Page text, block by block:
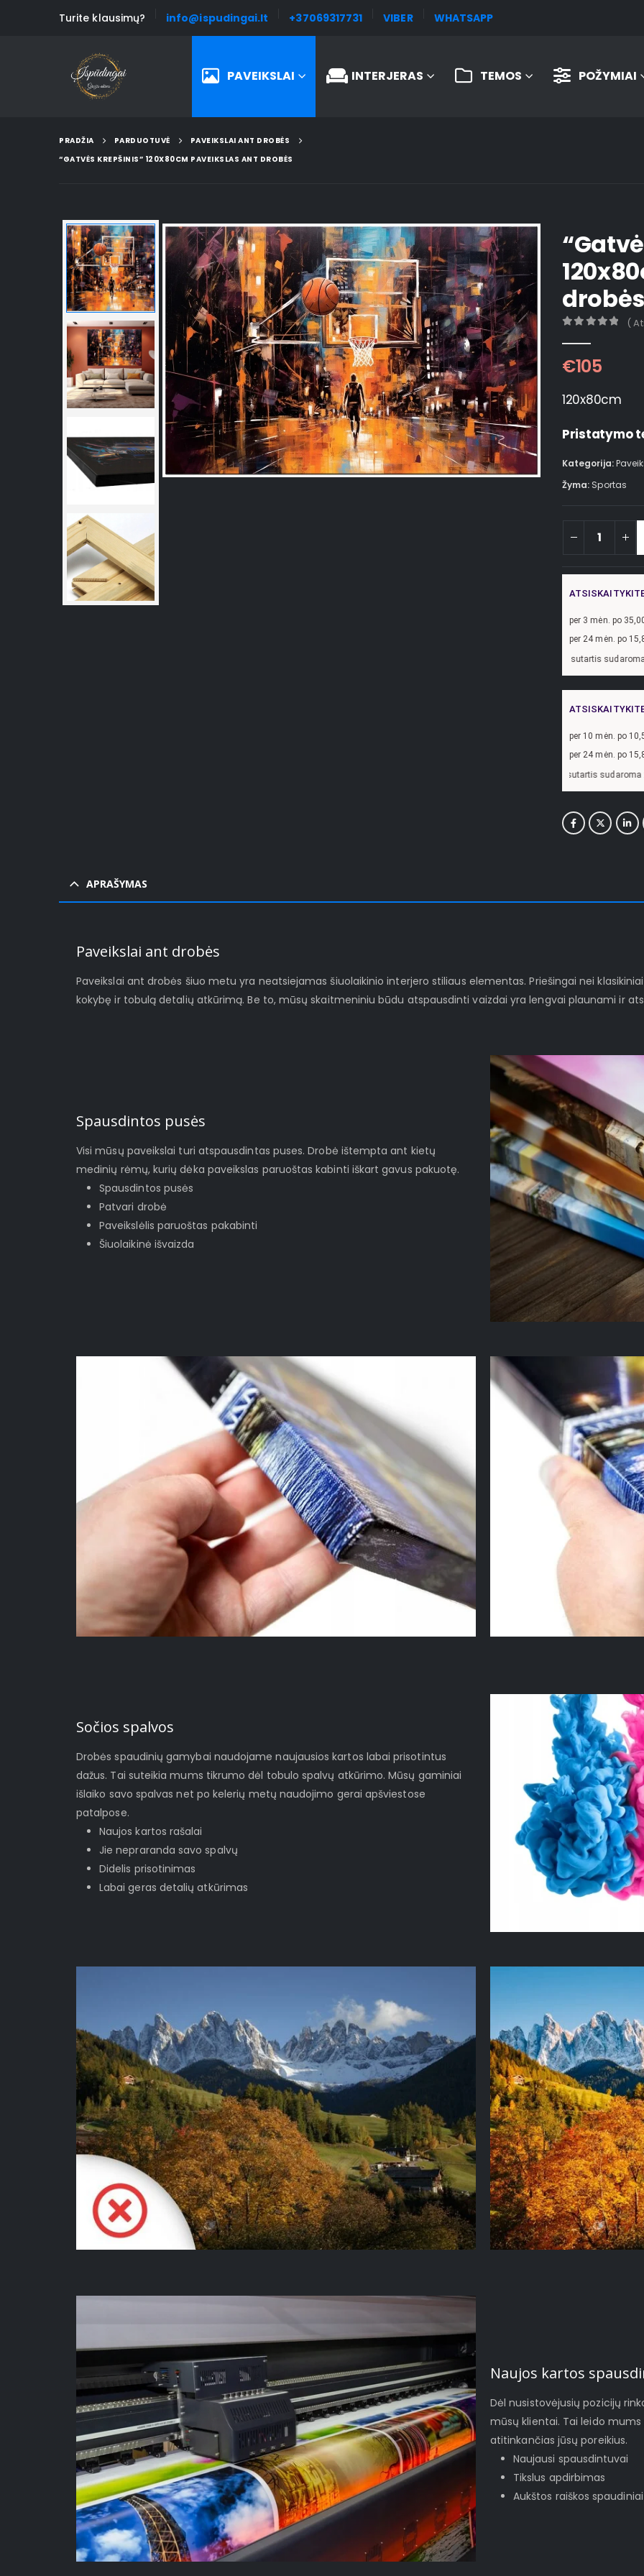
Turite klausimų? info@ispudingai.lt +37069317731 VIBER WHATSAPP
PAVEIKSLAI INTERJERAS TEMOS POŽYMIAI
PRADŽIA PARDUOTUVĖ
PAVEIKSLAI ANT DROBĖS
“GATVĖS KREPŠINIS” 120X80CM PAVEIKSLAS ANT DROBĖS
drobės
(
€105
120x80cm
Pristatymo
Kategorija:
Žyma: Sportas
per 3 mėn. po
per 24 mėn. po
€, kai sutartis sudaroma 24 mėn. terminui,
per 10 mėn. po
per 24 mėn. po
€, kai sutartis sudaroma 24 mėn. terminui, metinė
APRAŠYMAS
Paveikslai ant drobės
Paveikslai ant drobės šiuo metu yra neatsiejamas šiuolaikinio interjero stiliaus elementas. Priešingai nei
kokybę ir tobulą detalių atkūrimą. Be to, mūsų skaitmeniniu būdu atspausdinti vaizdai yra lengvai plaunami ir
Spausdintos pusės
Visi mūsų paveikslai turi atspausdintas puses. Drobė ištempta ant kietų
medinių rėmų, kurių dėka paveikslas paruoštas kabinti iškart gavus pakuotę.
Spausdintos pusės
Patvari drobė
Paveikslėlis paruoštas pakabinti
Šiuolaikinė išvaizda
Sočios spalvos
Drobės spaudinių gamybai naudojame naujausios kartos labai prisotintus
dažus. Tai suteikia mums tikrumo dėl tobulo spalvų atkūrimo. Mūsų gaminiai
išlaiko savo spalvas net po kelerių metų naudojimo gerai apšviestose
patalpose.
Naujos kartos rašalai
Jie nepraranda savo spalvų
Didelis prisotinimas
Labai geras detalių atkūrimas
Naujos kartos
Dėl nusistovėjusių pozicijų
mūsų klientai. Tai leido
atitinkančias jūsų poreikius.
Naujausi spausdintuvai
Tikslus apdirbimas
Aukštos raiškos spaudiniai